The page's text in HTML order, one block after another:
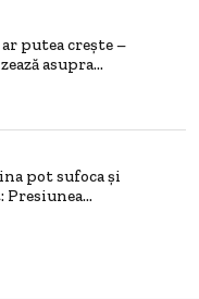
putea crește –
asupra...
pot sufoca și